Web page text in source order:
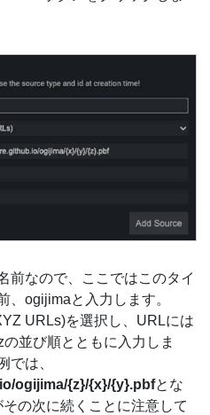
前なので、ここではこのタイ
、ogijimaと入力します。
URLs)を選択し、URLには
並び順とともに入力しま
では、
ogijima/{z}/{x}/{y}.pbfとな
の次に続くことに注意して